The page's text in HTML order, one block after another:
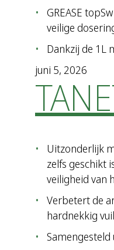
GREASE
veilige
Dankzij de 1L
juni 5, 2026
Uitzonderlijk
zelfs geschikt
veiligheid van
Verbetert de
hardnekkig